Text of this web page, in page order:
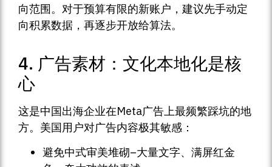
向范围。对于预算有限的新账户，建议先手动定
向积累数据，再逐步开放给算法。
4. 广告素材：文化本地化是核
心
这是中国出海企业在Meta广告上最频繁踩坑的地
方。美国用户对广告内容极其敏感：
避免中式审美堆砌–大量文字、满屏红金